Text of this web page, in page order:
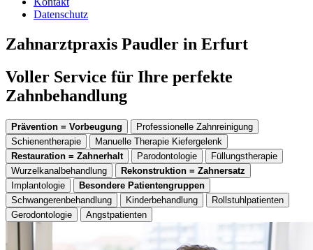
Datenschutz
Zahnarztpraxis Paudler in Erfurt
Voller Service für Ihre perfekte
Zahnbehandlung
Prävention = Vorbeugung
Professionelle Zahnreinigung
Schienentherapie
Manuelle Therapie Kiefergelenk
Restauration = Zahnerhalt
Parodontologie
Füllungstherapie
Wurzelkanalbehandlung
Rekonstruktion = Zahnersatz
Implantologie
Besondere Patientengruppen
Schwangerenbehandlung
Kinderbehandlung
Rollstuhlpatienten
Gerodontologie
Angstpatienten